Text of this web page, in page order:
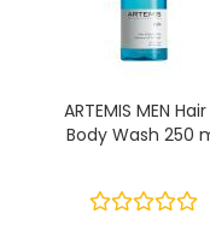
ARTEMIS MEN
Body Wash 250